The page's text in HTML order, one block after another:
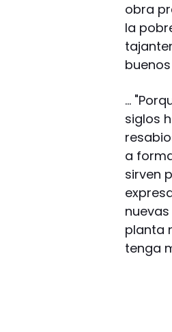
obra
la
…
siglos
a
sirven
planta
tenga